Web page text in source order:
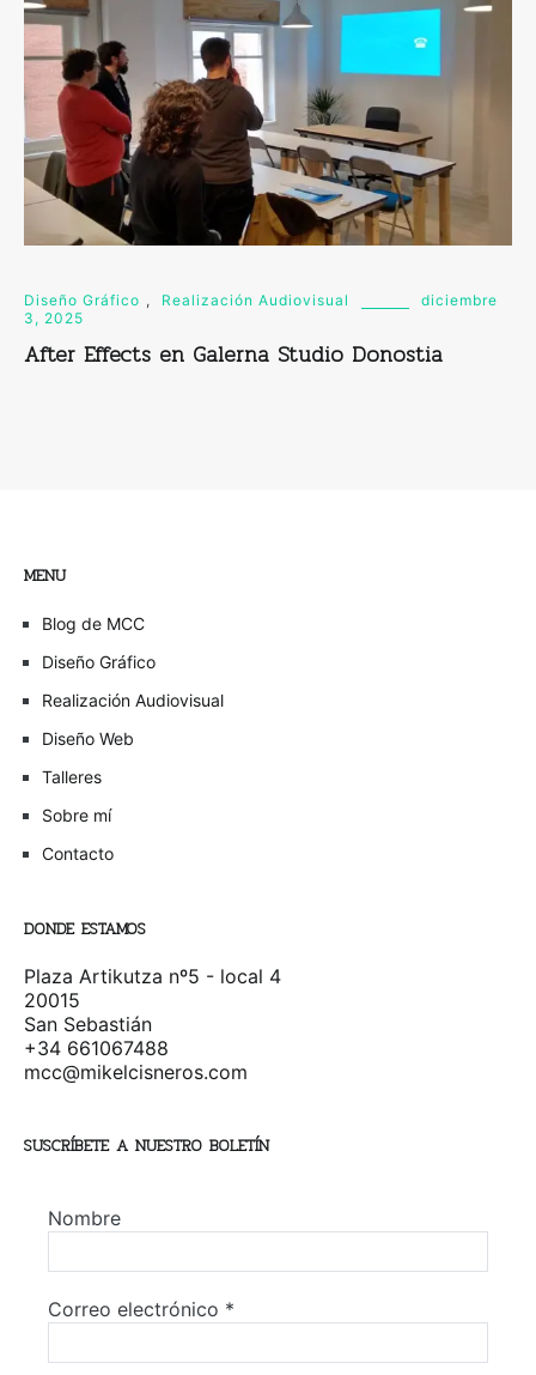
Diseño Gráfico , Realización Audiovisual
diciembre
3, 2025
After Effects en Galerna Studio Donostia
MENU
Blog de MCC
Diseño Gráfico
Realización Audiovisual
Diseño Web
Talleres
Sobre mí
Contacto
DONDE ESTAMOS
Plaza Artikutza nº5 - local 4
20015
San Sebastián
+34 661067488
mcc@mikelcisneros.com
SUSCRÍBETE A NUESTRO BOLETÍN
Nombre
Correo electrónico *